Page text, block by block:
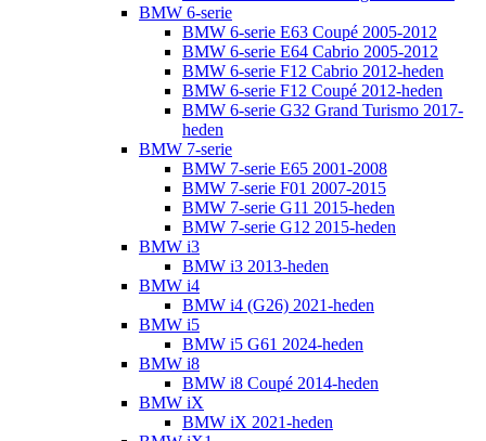
BMW 6-serie
BMW 6-serie E63 Coupé 2005-2012
BMW 6-serie E64 Cabrio 2005-2012
BMW 6-serie F12 Cabrio 2012-heden
BMW 6-serie F12 Coupé 2012-heden
BMW 6-serie G32 Grand Turismo 2017-
heden
BMW 7-serie
BMW 7-serie E65 2001-2008
BMW 7-serie F01 2007-2015
BMW 7-serie G11 2015-heden
BMW 7-serie G12 2015-heden
BMW i3
BMW i3 2013-heden
BMW i4
BMW i4 (G26) 2021-heden
BMW i5
BMW i5 G61 2024-heden
BMW i8
BMW i8 Coupé 2014-heden
BMW iX
BMW iX 2021-heden